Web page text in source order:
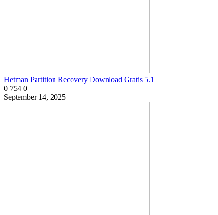
Hetman Partition Recovery Download Gratis 5.1
0 754 0
September 14, 2025